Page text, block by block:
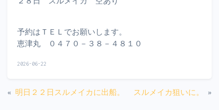
予約はＴＥＬでお願いします。
恵津丸 ０４７０－３８－４８１０
2026-06-22
« 明日２２日スルメイカに出船。 スルメイカ狙いに。 »